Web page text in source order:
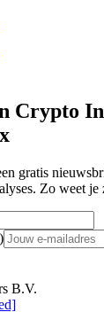
Crypto
gratis
Zo weet je
B.V.